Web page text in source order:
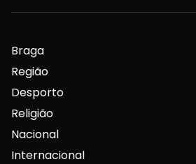
Braga
Região
Desporto
Religião
Nacional
Internacional